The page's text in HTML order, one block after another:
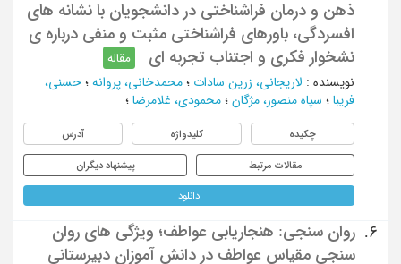
ذهن و درمان فراشناختی در دانشجویان با نشانه های
افسردگی، باورهای فراشناختی مثبت و منفی درباره ی
نشخوار فکری و اجتناب تجربه ای
مقاله
نویسنده : لاریجانی، زرین سادات ؛ محمدخانی، پروانه ؛ حسنی،
فریبا ؛ سپاه منصور، مژگان ؛ محمودی، غلامرضا ؛
چکیده کلیدواژه آدرس
مقالات مرتبط پیشنهاد دیگران
دانلود
6.
روان سنجی: هنجاریابی عواطف؛ ویژگی های روان
سنجی مقیاس عواطف در دانش آموزان دبیرستانی